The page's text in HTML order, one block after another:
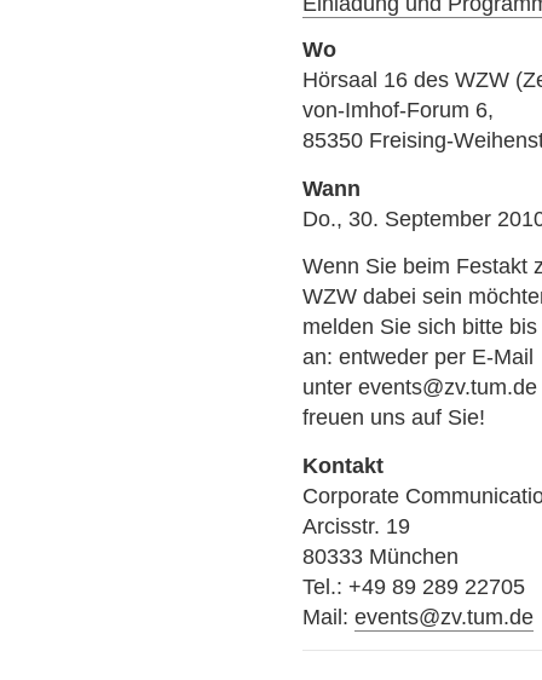
Wo
Hörsaal 16 des WZW
von-Imhof-Forum 6,
85350 Freising-
Wann
Do., 30. September
Wenn Sie beim Festakt
WZW dabei sein
melden Sie sich bitte
an: entweder per E-Mail
unter
freuen uns auf Sie!
Kontakt
Corporate
Arcisstr. 19
80333 München
Tel.: +49 89 289 22705
Mail:events@zv.tum.de